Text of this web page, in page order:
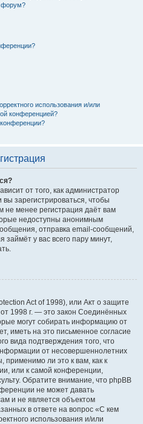
форум?
использования и/или
конференцией?
от того, как администратор
зарегистрироваться, чтобы
не менее регистрация даёт вам
недоступны анонимным
отправка email-сообщений,
займёт у вас всего пару минут,
Act of 1998), или Акт о защите
1998 г. — это закон Соединённых
могут собирать информацию от
иметь на это письменное согласие
вида подтверждения того, что
от несовершеннолетних
ли это к вам, как к
или к самой конференции,
Обратите внимание, что phpBB
не может давать
и не является объектом
в ответе на вопрос «С кем
использования и/или